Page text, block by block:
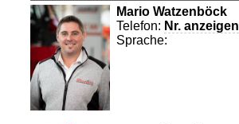
Mario Watzenböck
Telefon: Nr. anzeigen
Sprache: